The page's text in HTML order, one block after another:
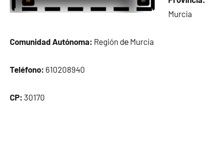
Murcia
Comunidad Autónoma: Región dе Murcía
Teléfono: 610208940
CP: 30170